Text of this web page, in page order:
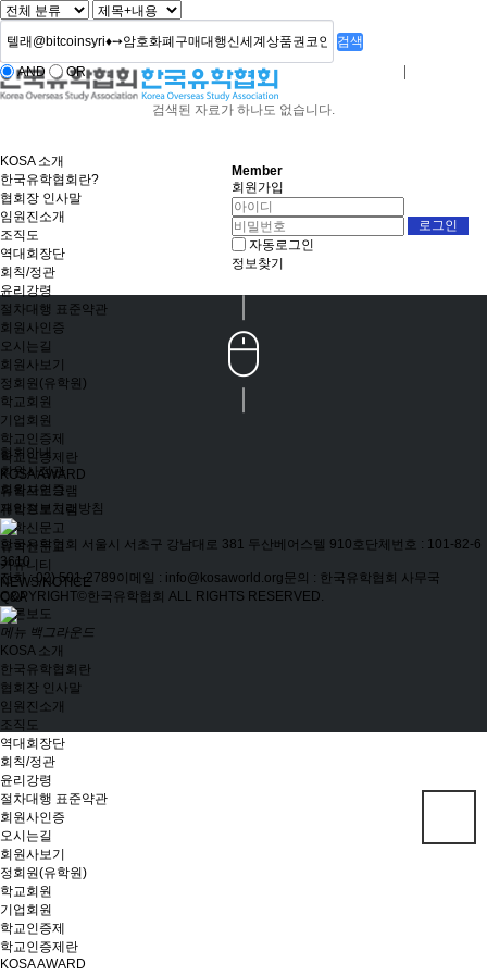
KOSA 소개
한국유학협회란?
협회장 인사말
임원진소개
조직도
역대회장단
회칙/정관
윤리강령
절차대행 표준약관
회원사인증
오시는길
회원사보기
정회원(유학원)
학교회원
기업회원
학교인증제
학교인증제란
KOSA AWARD
유학프로그램
유학프로그램
유학신문고
유학신문고
커뮤니티
NEWS/NOTICE
Q&A
언론보도
메뉴 백그라운드
KOSA 소개
한국유학협회란
협회장 인사말
임원진소개
조직도
역대회장단
회칙/정관
윤리강령
절차대행 표준약관
회원사인증
오시는길
회원사보기
정회원(유학원)
학교회원
기업회원
학교인증제
학교인증제란
KOSA AWARD
검색
AND OR
검색된 자료가 하나도 없습니다.
Member
회원가입
자동로그인
정보찾기
협회안내
회원사정관
회원사인증
개인정보처리방침
한국유학협회 서울시 서초구 강남대로 381 두산베어스텔 910호 단체번호 : 101-82-6
3610
전화 : 02) 501-2789이메일 : info@kosaworld.org문의 : 한국유학협회 사무국
COPYRIGHT©한국유학협회 ALL RIGHTS RESERVED.